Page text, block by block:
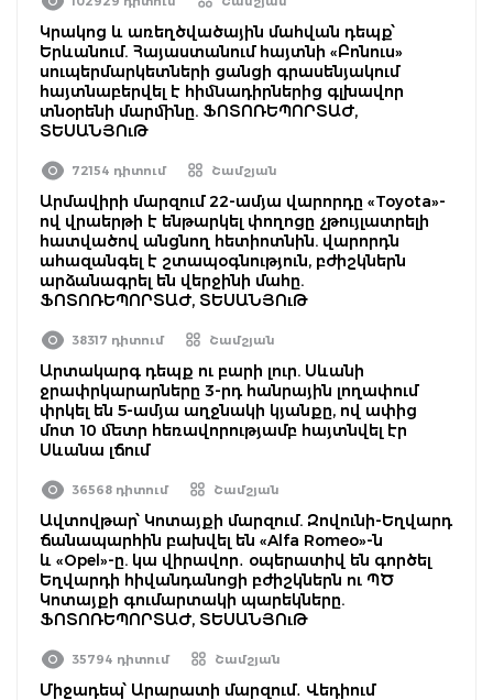
Կրակոց և առեղծվածային մահվան դեպք՝
Երևանում. Հայաստանում հայտնի «Բոնուս»
սուպերմարկետների ցանցի գրասենյակում
հայտնաբերվել է հիմնադիրներից գլխավոր
տնօրենի մարմինը. ՖՈՏՈՌԵՊՈՐՏԱԺ,
ՏԵՍԱՆՅՈւԹ
72154 դիտում Շամշյան
Արմավիրի մարզում 22-ամյա վարորդը «Toyota»-
ով վրաերթի է ենթարկել փողոցը չթույլատրելի
հատվածով անցնող հետիոտնին. վարորդն
ահազանգել է շտապօգնություն, բժիշկներն
արձանագրել են վերջինի մահը.
ՖՈՏՈՌԵՊՈՐՏԱԺ, ՏԵՍԱՆՅՈւԹ
38317 դիտում Շամշյան
Արտակարգ դեպք ու բարի լուր. Սևանի
ջրափրկարարները 3-րդ հանրային լողափում
փրկել են 5-ամյա աղջնակի կյանքը, ով ափից
մոտ 10 մետր հեռավորությամբ հայտնվել էր
Սևանա լճում
36568 դիտում Շամշյան
Ավտովթար՝ Կոտայքի մարզում. Զովունի-Եղվարդ
ճանապարհին բախվել են «Alfa Romeo»-ն
և «Opel»-ը. կա վիրավոր․ օպերատիվ են գործել
Եղվարդի հիվանդանոցի բժիշկներն ու ՊԾ
Կոտայքի գումարտակի պարեկները.
ՖՈՏՈՌԵՊՈՐՏԱԺ, ՏԵՍԱՆՅՈւԹ
35794 դիտում Շամշյան
Միջադեպ՝ Արարատի մարզում․ Վեդիում